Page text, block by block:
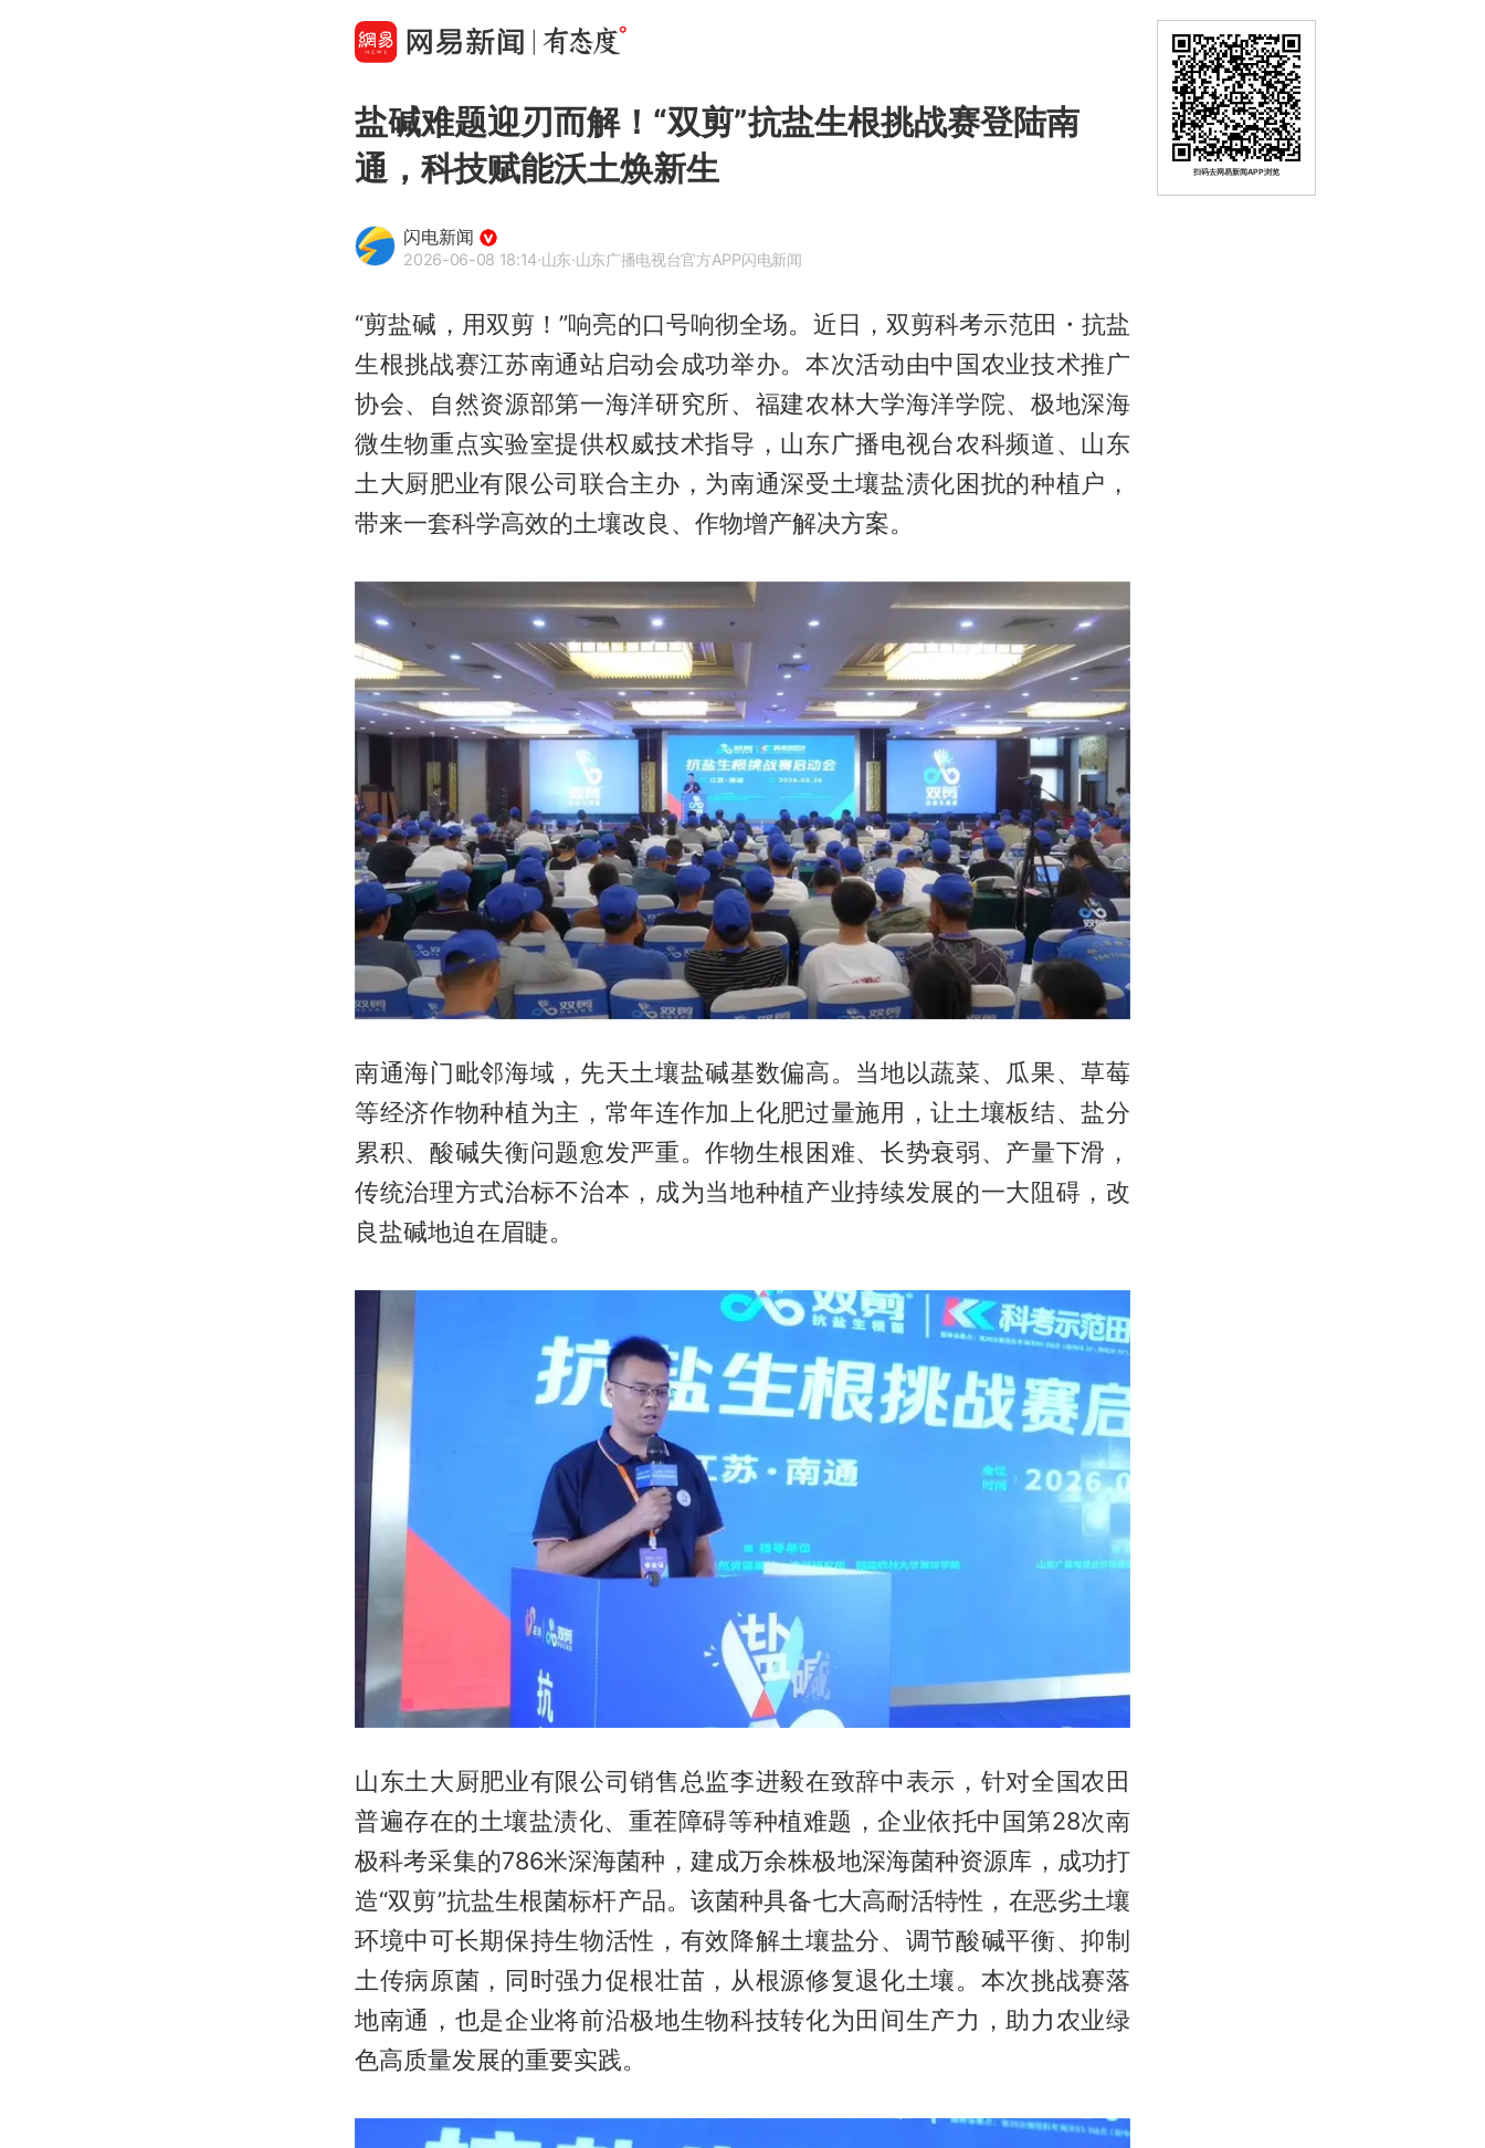
盐碱难题迎刃而解！“双剪”抗盐生根挑战赛登陆南
通，科技赋能沃土焕新生
闪电新闻
2026-06-08 18:14·山东·山东广播电视台官方APP闪电新闻
“剪盐碱，用双剪！”响亮的口号响彻全场。近日，双剪科考示范田・抗盐
生根挑战赛江苏南通站启动会成功举办。本次活动由中国农业技术推广
协会、自然资源部第一海洋研究所、福建农林大学海洋学院、极地深海
微生物重点实验室提供权威技术指导，山东广播电视台农科频道、山东
土大厨肥业有限公司联合主办，为南通深受土壤盐渍化困扰的种植户，
带来一套科学高效的土壤改良、作物增产解决方案。
南通海门毗邻海域，先天土壤盐碱基数偏高。当地以蔬菜、瓜果、草莓
等经济作物种植为主，常年连作加上化肥过量施用，让土壤板结、盐分
累积、酸碱失衡问题愈发严重。作物生根困难、长势衰弱、产量下滑，
传统治理方式治标不治本，成为当地种植产业持续发展的一大阻碍，改
良盐碱地迫在眉睫。
山东土大厨肥业有限公司销售总监李进毅在致辞中表示，针对全国农田
普遍存在的土壤盐渍化、重茬障碍等种植难题，企业依托中国第28次南
极科考采集的786米深海菌种，建成万余株极地深海菌种资源库，成功打
造“双剪”抗盐生根菌标杆产品。该菌种具备七大高耐活特性，在恶劣土壤
环境中可长期保持生物活性，有效降解土壤盐分、调节酸碱平衡、抑制
土传病原菌，同时强力促根壮苗，从根源修复退化土壤。本次挑战赛落
地南通，也是企业将前沿极地生物科技转化为田间生产力，助力农业绿
色高质量发展的重要实践。
扫码去网易新闻APP浏览